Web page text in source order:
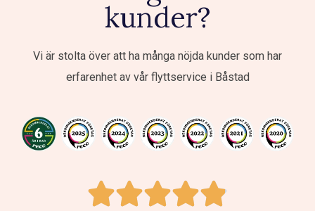
kunder?
Vi är stolta över att ha många nöjda kunder som har
erfarenhet av vår flyttservice i Båstad